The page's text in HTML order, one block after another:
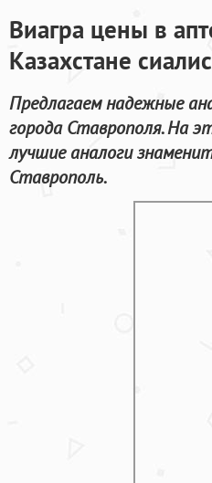
Виагра цены в
Казахстане
Предлагаем надежные
города Ставрополя. На
лучшие аналоги
Ставрополь.